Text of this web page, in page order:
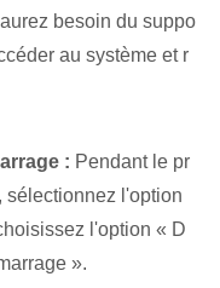
besoin du suppo
au système et r
: Pendant le pr
l'option
l'option « D
».